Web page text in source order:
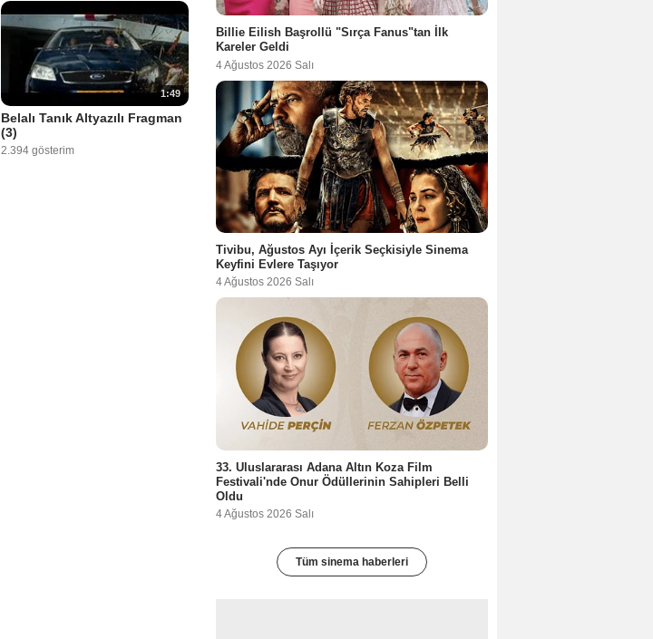
1:49
Belalı Tanık Altyazılı Fragman
(3)
2.394 gösterim
Billie Eilish Başrollü "Sırça Fanus"tan İlk
Kareler Geldi
4 Ağustos 2026 Salı
Tivibu, Ağustos Ayı İçerik Seçkisiyle Sinema
Keyfini Evlere Taşıyor
4 Ağustos 2026 Salı
33. Uluslararası Adana Altın Koza Film
Festivali'nde Onur Ödüllerinin Sahipleri Belli
Oldu
4 Ağustos 2026 Salı
Tüm sinema haberleri